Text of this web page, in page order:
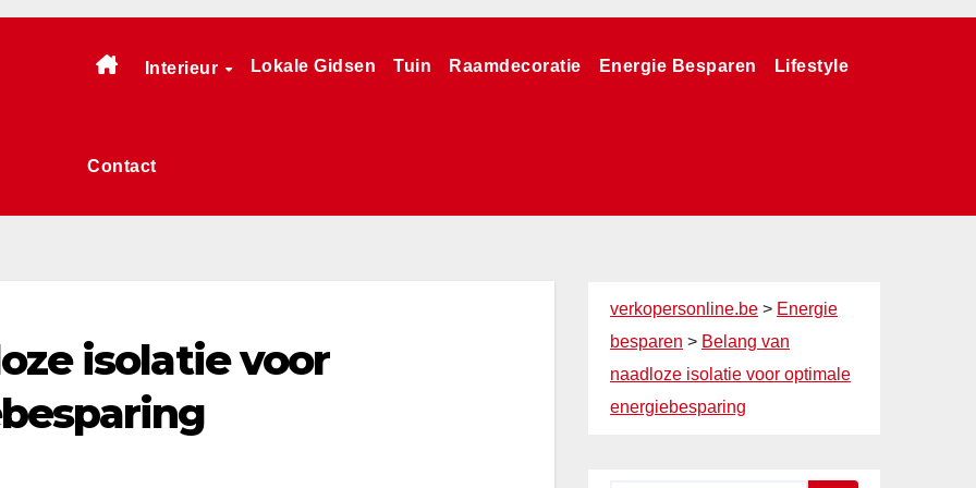
Interieur Lokale Gidsen Tuin Raamdecoratie Energie Besparen Lifestyle
Contact
isolatie voor
verkopersonline.be > Energie
besparen > Belang van
naadloze isolatie voor optimale
energiebesparing